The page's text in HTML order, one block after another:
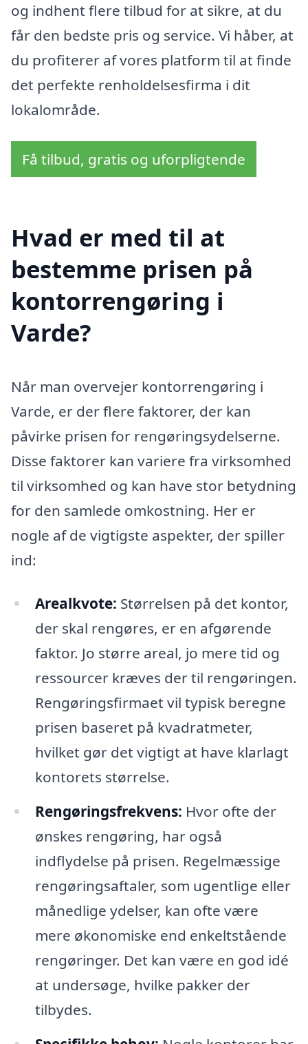
og indhent flere tilbud for at sikre, at du
får den bedste pris og service. Vi håber, at
du profiterer af vores platform til at finde
det perfekte renholdelsesfirma i dit
lokalområde.
Få tilbud, gratis og uforpligtende
Hvad er med til at
bestemme prisen på
kontorrengøring i
Varde?
Når man overvejer kontorrengøring i
Varde, er der flere faktorer, der kan
påvirke prisen for rengøringsydelserne.
Disse faktorer kan variere fra virksomhed
til virksomhed og kan have stor betydning
for den samlede omkostning. Her er
nogle af de vigtigste aspekter, der spiller
ind:
Arealkvote: Størrelsen på det kontor,
der skal rengøres, er en afgørende
faktor. Jo større areal, jo mere tid og
ressourcer kræves der til rengøringen.
Rengøringsfirmaet vil typisk beregne
prisen baseret på kvadratmeter,
hvilket gør det vigtigt at have klarlagt
kontorets størrelse.
Rengøringsfrekvens: Hvor ofte der
ønskes rengøring, har også
indflydelse på prisen. Regelmæssige
rengøringsaftaler, som ugentlige eller
månedlige ydelser, kan ofte være
mere økonomiske end enkeltstående
rengøringer. Det kan være en god idé
at undersøge, hvilke pakker der
tilbydes.